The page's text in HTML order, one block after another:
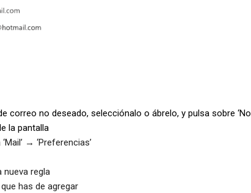
correo no deseado, selecciónalo o ábrelo, y pulsa sobre ‘No
la pantalla
→ ‘Preferencias’
nueva regla
has de agregar